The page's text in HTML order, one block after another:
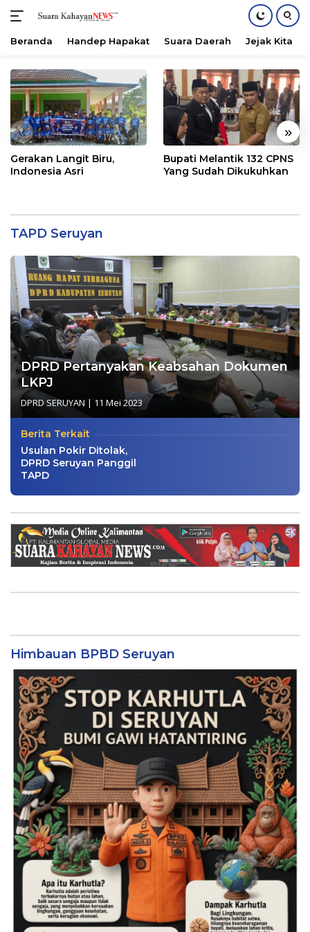
konten
Beranda Handep Hapakat Suara Daerah Jejak Kita
« »
Gerakan Langit Biru,
Indonesia Asri
Bupati Melantik 132 CPNS
Yang Sudah Dikukuhkan
TAPD Seruyan
DPRD Pertanyakan Keabsahan Dokumen
LKPJ
DPRD SERUYAN | 11 Mei 2023
Berita Terkait
Usulan Pokir Ditolak,
DPRD Seruyan Panggil
TAPD
Himbauan BPBD Seruyan